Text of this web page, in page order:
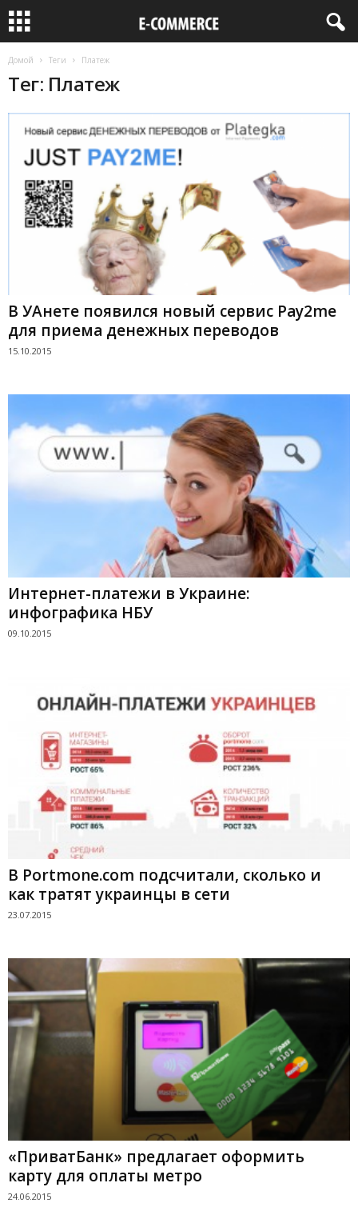
Домой Теги Платеж
Тег: Платеж
В УАнете появился новый сервис Pay2me
для приема денежных переводов
15.10.2015
Интернет-платежи в Украине:
инфографика НБУ
09.10.2015
В Portmone.com подсчитали, сколько и
как тратят украинцы в сети
23.07.2015
«ПриватБанк» предлагает оформить
карту для оплаты метро
24.06.2015